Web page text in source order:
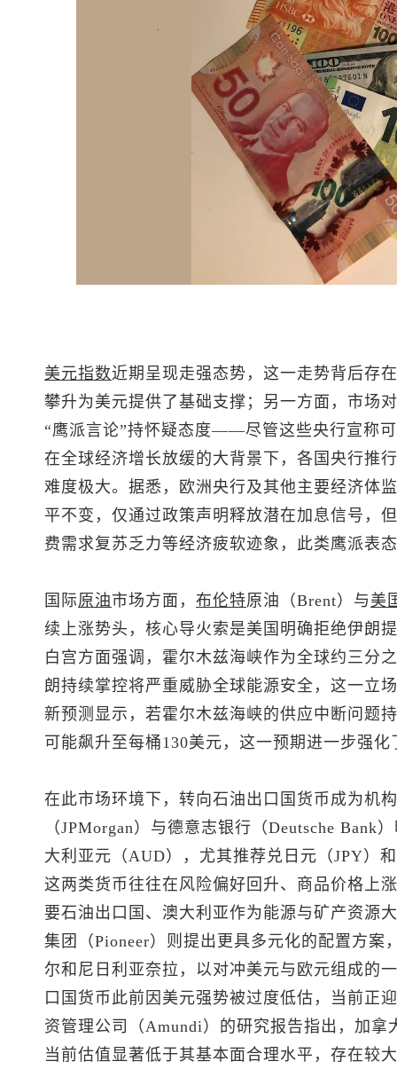
美元指数近期呈现走强态势，这一走势背后存
攀升为美元提供了基础支撑；另一方面，市场对
“鹰派言论”持怀疑态度——尽管这些央行宣称
在全球经济增长放缓的大背景下，各国央行推
难度极大。据悉，欧洲央行及其他主要经济体
平不变，仅通过政策声明释放潜在加息信号，
费需求复苏乏力等经济疲软迹象，此类鹰派表
国际原油市场方面， 布伦特原油 （Brent）与 美
续上涨势头，核心导火索是美国明确拒绝伊朗
白宫方面强调，霍尔木兹海峡作为全球约三分
朗持续掌控将严重威胁全球能源安全，这一立
新预测显示，若霍尔木兹海峡的供应中断问题
可能飙升至每桶130美元，这一预期进一步强
在此市场环境下，转向石油出口国货币成为机
（JPMorgan）与德意志银行（Deutsche Bank
大利亚元（AUD），尤其推荐兑日元（JPY
这两类货币往往在风险偏好回升、商品价格上
要石油出口国、澳大利亚作为能源与矿产资源
集团（Pioneer）则提出更具多元化的配置方案
尔和尼日利亚奈拉，以对冲美元与欧元组成的
口国货币此前因美元强势被过度低估，当前正
资管理公司（Amundi）的研究报告指出，加
当前估值显著低于其基本面合理水平，存在较